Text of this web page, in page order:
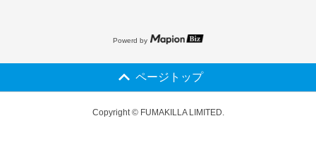
Powerd by
ページトップ
Copyright © FUMAKILLA LIMITED.